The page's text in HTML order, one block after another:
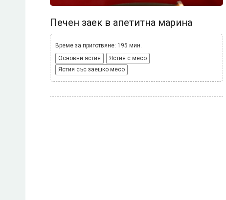
Печен заек в апетитна марина
Време за приготвяне: 195 мин.
Основни ястия
Ястия с месо
Ястия със заешко месо